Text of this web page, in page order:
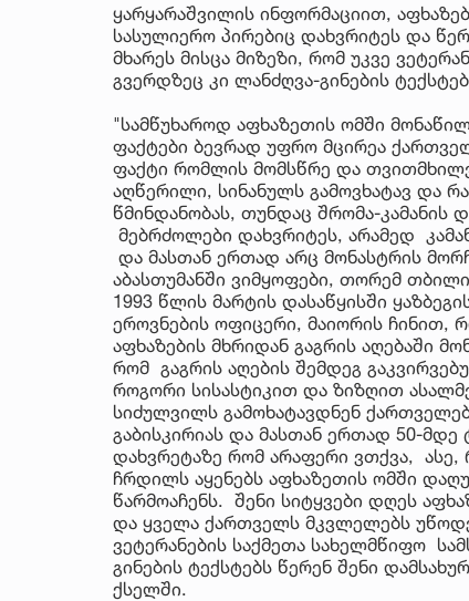
ყარყარაშვილის ინფორმაციით,
სასულიერო პირებიც დახვრიტეს და
მხარეს მისცა მიზეზი, რომ უკვე
გვერდზეც კი ლანძღვა-გინების
"სამწუხაროდ აფხაზეთის ომში
ფაქტები ბევრად უფრო მცირეა
ფაქტი რომლის მომსწრე და
აღწერილი, სინანულს გამოვხატავ და
წმინდანობას, თუნდაც შრომა-კამანის
მებრძოლები დახვრიტეს, არამედ
და მასთან ერთად არც მონასტრის
აბასთუმანში ვიმყოფები, თორემ
1993 წლის მარტის დასაწყისში
ეროვნების ოფიცერი, მაიორის
აფხაზების მხრიდან გაგრის აღებაში
რომ გაგრის აღების შემდეგ
როგორი სისასტიკით და ზიზღით
სიძულვილს გამოხატავდნენ
გაბისკირიას და მასთან ერთად 50-
დახვრეტაზე რომ არაფერი ვთქვა, ასე,
ჩრდილს აყენებს აფხაზეთის ომში
წარმოაჩენს. შენი სიტყვები დღეს
და ყველა ქართველს მკვლელებს
ვეტერანების საქმეთა სახელმწიფო
გინების ტექსტებს წერენ შენი
ქსელში.